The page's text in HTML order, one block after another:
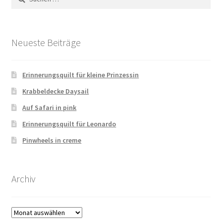
nach:
Neueste Beiträge
Erinnerungsquilt für kleine Prinzessin
Krabbeldecke Daysail
Auf Safari in pink
Erinnerungsquilt für Leonardo
Pinwheels in creme
Archiv
Archiv